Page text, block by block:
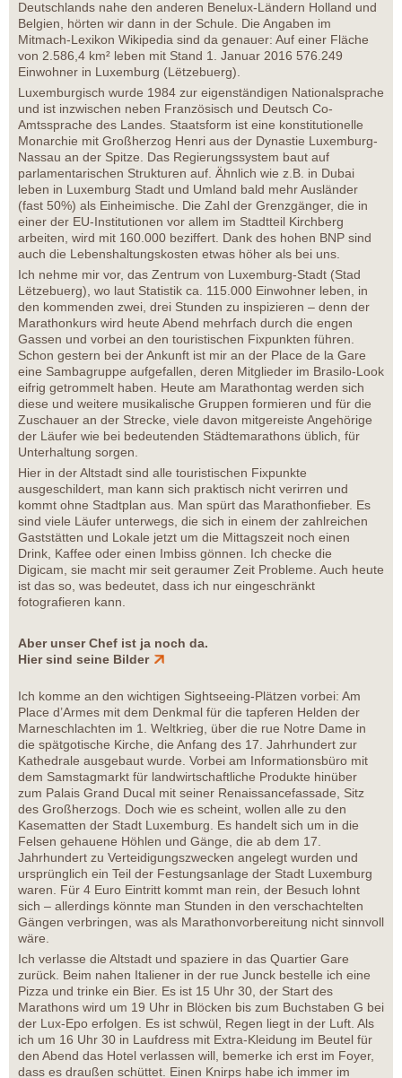
Deutschlands nahe den anderen Benelux-Ländern Holland und
Belgien, hörten wir dann in der Schule. Die Angaben im
Mitmach-Lexikon Wikipedia sind da genauer: Auf einer Fläche
von 2.586,4 km² leben mit Stand 1. Januar 2016 576.249
Einwohner in Luxemburg (Lëtzebuerg).
Luxemburgisch wurde 1984 zur eigenständigen Nationalsprache
und ist inzwischen neben Französisch und Deutsch Co-
Amtssprache des Landes. Staatsform ist eine konstitutionelle
Monarchie mit Großherzog Henri aus der Dynastie Luxemburg-
Nassau an der Spitze. Das Regierungssystem baut auf
parlamentarischen Strukturen auf. Ähnlich wie z.B. in Dubai
leben in Luxemburg Stadt und Umland bald mehr Ausländer
(fast 50%) als Einheimische. Die Zahl der Grenzgänger, die in
einer der EU-Institutionen vor allem im Stadtteil Kirchberg
arbeiten, wird mit 160.000 beziffert. Dank des hohen BNP sind
auch die Lebenshaltungskosten etwas höher als bei uns.
Ich nehme mir vor, das Zentrum von Luxemburg-Stadt (Stad
Lëtzebuerg), wo laut Statistik ca. 115.000 Einwohner leben, in
den kommenden zwei, drei Stunden zu inspizieren – denn der
Marathonkurs wird heute Abend mehrfach durch die engen
Gassen und vorbei an den touristischen Fixpunkten führen.
Schon gestern bei der Ankunft ist mir an der Place de la Gare
eine Sambagruppe aufgefallen, deren Mitglieder im Brasilo-Look
eifrig getrommelt haben. Heute am Marathontag werden sich
diese und weitere musikalische Gruppen formieren und für die
Zuschauer an der Strecke, viele davon mitgereiste Angehörige
der Läufer wie bei bedeutenden Städtemarathons üblich, für
Unterhaltung sorgen.
Hier in der Altstadt sind alle touristischen Fixpunkte
ausgeschildert, man kann sich praktisch nicht verirren und
kommt ohne Stadtplan aus. Man spürt das Marathonfieber. Es
sind viele Läufer unterwegs, die sich in einem der zahlreichen
Gaststätten und Lokale jetzt um die Mittagszeit noch einen
Drink, Kaffee oder einen Imbiss gönnen. Ich checke die
Digicam, sie macht mir seit geraumer Zeit Probleme. Auch heute
ist das so, was bedeutet, dass ich nur eingeschränkt
fotografieren kann.
Aber unser Chef ist ja noch da.
Hier sind seine Bilder
Ich komme an den wichtigen Sightseeing-Plätzen vorbei: Am
Place d’Armes mit dem Denkmal für die tapferen Helden der
Marneschlachten im 1. Weltkrieg, über die rue Notre Dame in
die spätgotische Kirche, die Anfang des 17. Jahrhundert zur
Kathedrale ausgebaut wurde. Vorbei am Informationsbüro mit
dem Samstagmarkt für landwirtschaftliche Produkte hinüber
zum Palais Grand Ducal mit seiner Renaissancefassade, Sitz
des Großherzogs. Doch wie es scheint, wollen alle zu den
Kasematten der Stadt Luxemburg. Es handelt sich um in die
Felsen gehauene Höhlen und Gänge, die ab dem 17.
Jahrhundert zu Verteidigungszwecken angelegt wurden und
ursprünglich ein Teil der Festungsanlage der Stadt Luxemburg
waren. Für 4 Euro Eintritt kommt man rein, der Besuch lohnt
sich – allerdings könnte man Stunden in den verschachtelten
Gängen verbringen, was als Marathonvorbereitung nicht sinnvoll
wäre.
Ich verlasse die Altstadt und spaziere in das Quartier Gare
zurück. Beim nahen Italiener in der rue Junck bestelle ich eine
Pizza und trinke ein Bier. Es ist 15 Uhr 30, der Start des
Marathons wird um 19 Uhr in Blöcken bis zum Buchstaben G bei
der Lux-Epo erfolgen. Es ist schwül, Regen liegt in der Luft. Als
ich um 16 Uhr 30 in Laufdress mit Extra-Kleidung im Beutel für
den Abend das Hotel verlassen will, bemerke ich erst im Foyer,
dass es draußen schüttet. Einen Knirps habe ich immer im